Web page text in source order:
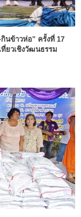
นข้าวห่อ” ครั้งที่ 17
ยวเชิงวัฒนธรรม